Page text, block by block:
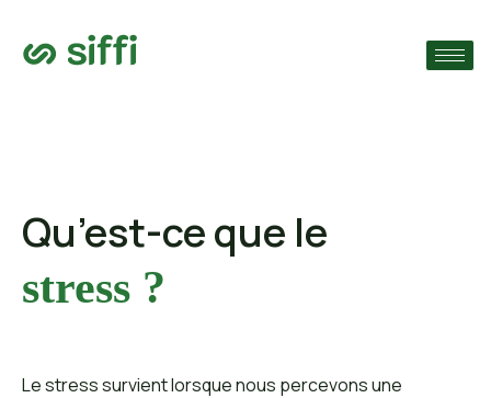
Qu’est-ce que le
stress ?
Le stress survient lorsque nous percevons une